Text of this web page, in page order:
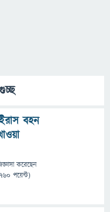
বহন
করেছেন
পয়েন্ট)